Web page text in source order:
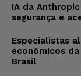
IA da
segurança e
Especialistas
econômicos
Brasil